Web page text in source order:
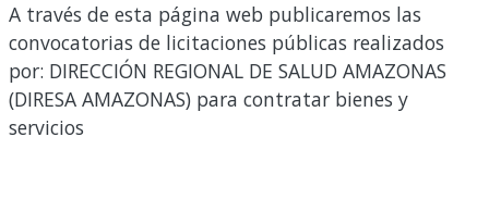
A través de esta página web publicaremos las
convocatorias de licitaciones públicas realizados
por: DIRECCIÓN REGIONAL DE SALUD AMAZONAS
(DIRESA AMAZONAS) para contratar bienes y
servicios